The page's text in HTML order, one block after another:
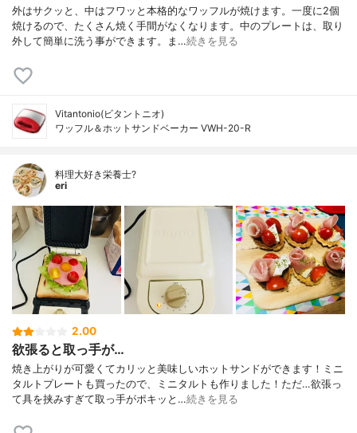
外はサクッと、中はフワッと本格的なワッフルが焼けます。一度に2個
焼けるので、たくさん焼く手間がなくなります。中のプレートは、取り
外して簡単に洗う事ができます。ま…続きを見る
Vitantonio(ビタントニオ)
ワッフル＆ホットサンドベーカー VWH-20-R
料理大好き栄養士?
eri
2.00
欲張ると取っ手が…
焼き上がりが可愛くてカリッと美味しいホットサンドができます！ミニ
タルトプレートも買ったので、ミニタルトも作りました！ただ…欲張っ
て具を挟みすぎて取っ手がポキッと…続きを見る